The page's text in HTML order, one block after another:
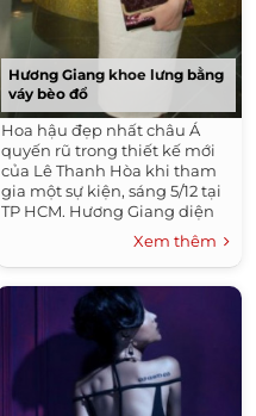
Hương Giang khoe lưng bằng
váy bèo đổ
Hoa hậu đẹp nhất châu Á
quyến rũ trong thiết kế mới
của Lê Thanh Hòa khi tham
gia một sự kiện, sáng 5/12 tại
TP HCM. Hương Giang diện
bộ váy có phần cổ trước xếp ly
hình chữ V. Thân váy kiểu
bút...
Xem thêm